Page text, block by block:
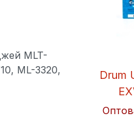
MLT-
ML-3320,
Drum